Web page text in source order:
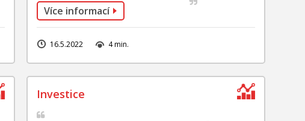
Více informací
16.5.2022 4 min.